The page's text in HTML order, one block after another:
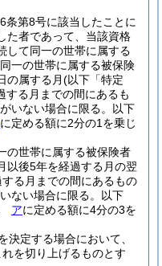
条第8号に該当したことに
た者であって、当該資格
して同一の世帯に属する
一の世帯に属する被保険
の属する月(以下「特定
する月までの間にあるも
いない場合に限る。以下
に定める額に2分の1を乗じ
の世帯に属する被保険者
以後5年を経過する月の翌
る月までの間にあるもの
ない場合に限る。以下
アに定める額に4分の3を
決定する場合において、
を切り上げるものとす